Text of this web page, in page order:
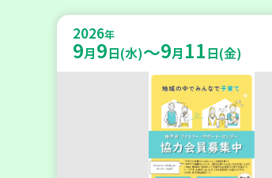
2026年
9月9日(水)～9月 11日(金)